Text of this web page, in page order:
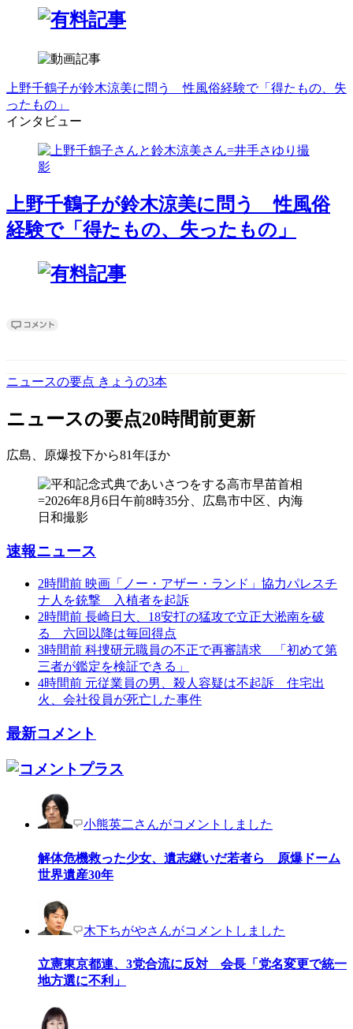
上野千鶴子が鈴木涼美に問う 性風俗経験で「得たもの、失
ったもの」
インタビュー
上野千鶴子が鈴木涼美に問う 性風俗
経験で「得たもの、失ったもの」
ニュースの要点 きょうの3本
ニュースの要点20時間前更新
広島、原爆投下から81年ほか
速報ニュース
2時間前 映画「ノー・アザー・ランド」協力パレスチ
ナ人を銃撃 入植者を起訴
2時間前 長崎日大、18安打の猛攻で立正大淞南を破
る 六回以降は毎回得点
3時間前 科捜研元職員の不正で再審請求 「初めて第
三者が鑑定を検証できる」
4時間前 元従業員の男、殺人容疑は不起訴 住宅出
火、会社役員が死亡した事件
最新コメント
小熊英二さんがコメントしました
解体危機救った少女、遺志継いだ若者ら 原爆ドーム
世界遺産30年
木下ちがやさんがコメントしました
立憲東京都連、3党合流に反対 会長「党名変更で統一
地方選に不利」